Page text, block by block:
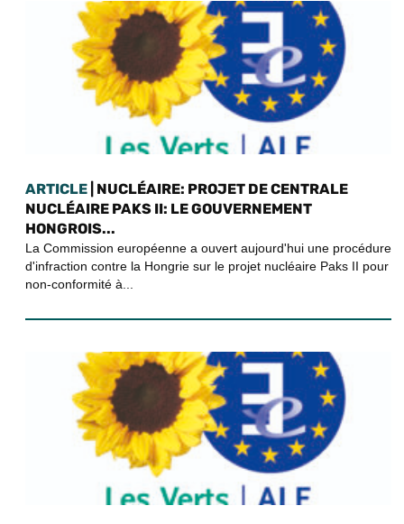
ARTICLE | NUCLÉAIRE: PROJET DE CENTRALE
NUCLÉAIRE PAKS II: LE GOUVERNEMENT
HONGROIS...
La Commission européenne a ouvert aujourd'hui une procédure
d'infraction contre la Hongrie sur le projet nucléaire Paks II pour
non-conformité à...